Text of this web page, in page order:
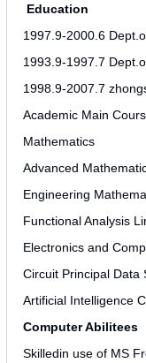
Education
1997.9-2000.6
1993.9-1997.7
1998.9-2007.7
Academic Main
Mathematics
Advanced
Engineering
Functional Analysis
Electronics and
Circuit Principal Data
Artificial Intelligence
Computer Abilitees
Skilledin use of MS